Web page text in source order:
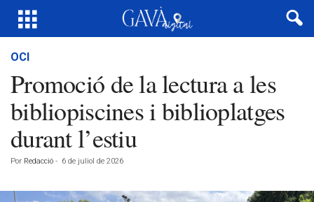
OCI
Promoció de la lectura a les
bibliopiscines i biblioplatges
durant l’estiu
Por Redacció - 6 de juliol de 2026